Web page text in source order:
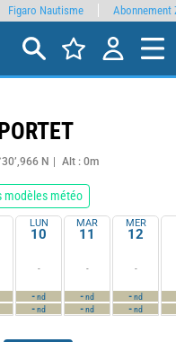
N Alt : 0m
modèles météo
LUN
10
-
-nd
-nd
MAR
11
-
-nd
-nd
MER
12
-
-nd
-nd
Figaro Nautisme Abonnement